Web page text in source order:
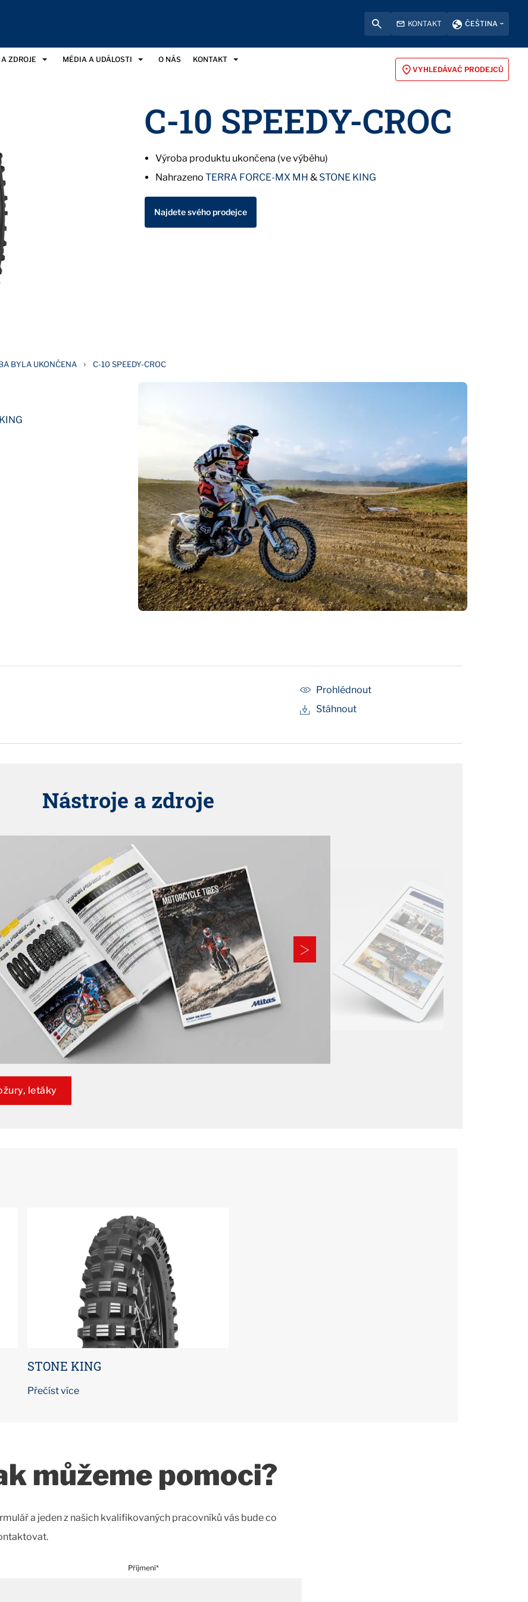
KONTAKT ČEŠTINA
ZDROJE MÉDIA A UDÁLOSTI O NÁS
KONTAKT
VYHLEDÁVAČ PRODEJCŮ
C-10 SPEEDY-CROC
Výroba produktu ukončena (ve výběhu)
Nahrazeno TERRA FORCE-MX MH & STONE KING
Najdete svého prodejce
BYLA UKONČENA › C-10 SPEEDY-CROC
Prohlédnout
Stáhnout
Nástroje a zdroje
letáky
STONE KING
Přečíst více
můžeme pomoci?
a jeden z našich kvalifikovaných pracovníků vás bude co
Příjmení*